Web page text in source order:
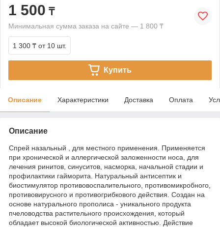
1 500 ₸
Минимальная сумма заказа на сайте — 1 800 ₸
1 300 ₸ от 10 шт.
Купить
Описание Характеристики Доставка Оплата
Описание
Спрей назальный , для местного применения. Применяется
при хронической и аллергической заложенности носа, для
лечения ринитов, синуситов, насморка, начальной стадии и
профилактики гайморита. Натуральный антисептик и
биостимулятор противовоспалительного, противомикробного,
противовирусного и противогрибкового действия. Создан на
основе натурального прополиса - уникального продукта
пчеловодства растительного происхождения, который
обладает высокой биологической активностью. Действие